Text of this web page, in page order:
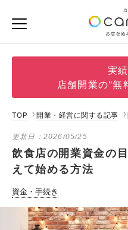
実
店舗開業の"無
TOP 開業・経営に関する記事
更新日： 2026/05/25
飲食店の開業資金の
えて始める方法
資金・手続き